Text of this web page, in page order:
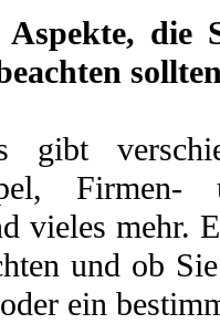
die
gibt
Firmen-
vieles mehr.
und ob
ein